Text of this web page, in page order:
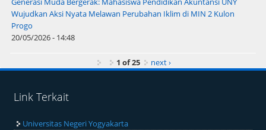
Wujudkan Aksi Nyata Melawan Perubahan Iklim di MIN 2 Kulon
Progo
20/05/2026 - 14:48
1 of 25 next ›
Link Terkait
Universitas Negeri Yogyakarta